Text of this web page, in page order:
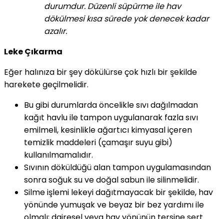
durumdur. Düzenli süpürme ile hav
dökülmesi kısa sürede yok denecek kadar
azalır.
Leke Çıkarma
Eğer halınıza bir şey dökülürse çok hızlı bir şekilde
harekete geçilmelidir.
Bu gibi durumlarda öncelikle sıvı dağılmadan
kağıt havlu ile tampon uygulanarak fazla sıvı
emilmeli, kesinlikle ağartıcı kimyasal içeren
temizlik maddeleri (çamaşır suyu gibi)
kullanılmamalıdır.
Sıvının döküldüğü alan tampon uygulamasından
sonra soğuk su ve doğal sabun ile silinmelidir.
Silme işlemi lekeyi dağıtmayacak bir şekilde, hav
yönünde yumuşak ve beyaz bir bez yardımı ile